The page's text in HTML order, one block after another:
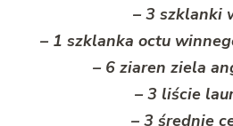
– 3 szklanki
– 1 szklanka octu
– 6 ziaren ziela
– 3 liście
– 3 średnie